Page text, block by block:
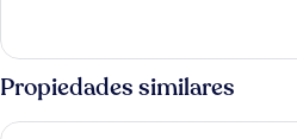
o
individuales
ejecutiva
con
1
cama
Propiedades similares
Archinuè Suite & Apartments